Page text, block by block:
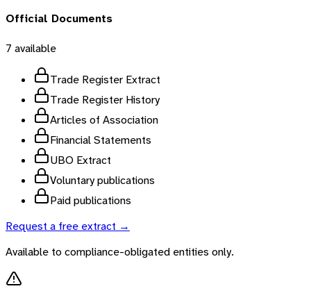
Official Documents
7 available
Trade Register Extract
Trade Register History
Articles of Association
Financial Statements
UBO Extract
Voluntary publications
Paid publications
Request a free extract →
Available to compliance-obligated entities only.